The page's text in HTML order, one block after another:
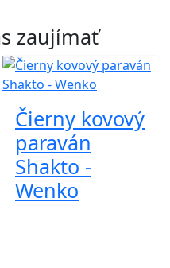
zaujímať
Čierny kovový
paraván
Shakto -
Wenko